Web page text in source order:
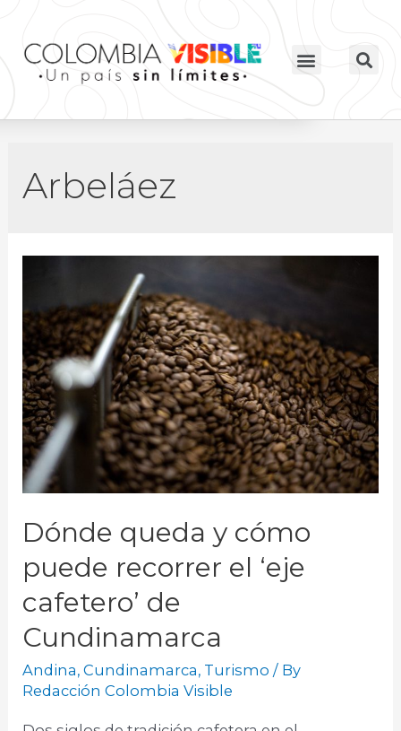
Arbeláez
Dónde queda y cómo
puede recorrer el ‘eje
cafetero’ de
Cundinamarca
Andina,Cundinamarca, Turismo / By
Redacción Colombia Visible